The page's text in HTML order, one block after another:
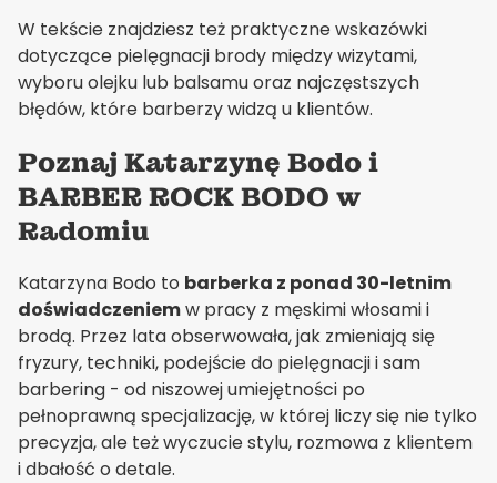
W tekście znajdziesz też praktyczne wskazówki
dotyczące pielęgnacji brody między wizytami,
wyboru olejku lub balsamu oraz najczęstszych
błędów, które barberzy widzą u klientów.
Poznaj Katarzynę Bodo i
BARBER ROCK BODO w
Radomiu
Katarzyna Bodo to barberka z ponad 30-letnim
doświadczeniemw pracy z męskimi włosami i
brodą. Przez lata obserwowała, jak zmieniają się
fryzury, techniki, podejście do pielęgnacji i sam
barbering - od niszowej umiejętności po
pełnoprawną specjalizację, w której liczy się nie tylko
precyzja, ale też wyczucie stylu, rozmowa z klientem
i dbałość o detale.